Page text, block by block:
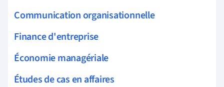
Communication organisationnelle
Finance d'entreprise
Économie managériale
Études de cas en affaires